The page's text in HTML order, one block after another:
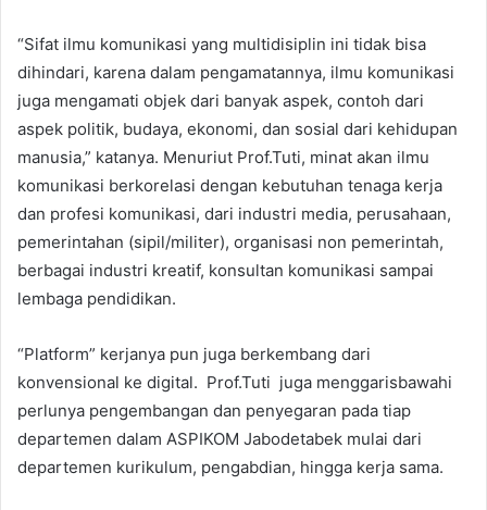
“Sifat ilmu komunikasi yang multidisiplin ini tidak bisa
dihindari, karena dalam pengamatannya, ilmu komunikasi
juga mengamati objek dari banyak aspek, contoh dari
aspek politik, budaya, ekonomi, dan sosial dari kehidupan
manusia,” katanya. Menuriut Prof.Tuti, minat akan ilmu
komunikasi berkorelasi dengan kebutuhan tenaga kerja
dan profesi komunikasi, dari industri media, perusahaan,
pemerintahan (sipil/militer), organisasi non pemerintah,
berbagai industri kreatif, konsultan komunikasi sampai
lembaga pendidikan.
“Platform” kerjanya pun juga berkembang dari
konvensional ke digital. Prof.Tuti juga menggarisbawahi
perlunya pengembangan dan penyegaran pada tiap
departemen dalam ASPIKOM Jabodetabek mulai dari
departemen kurikulum, pengabdian, hingga kerja sama.